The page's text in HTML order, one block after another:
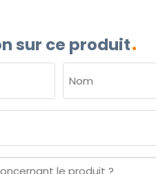
sur ce produit
Nom